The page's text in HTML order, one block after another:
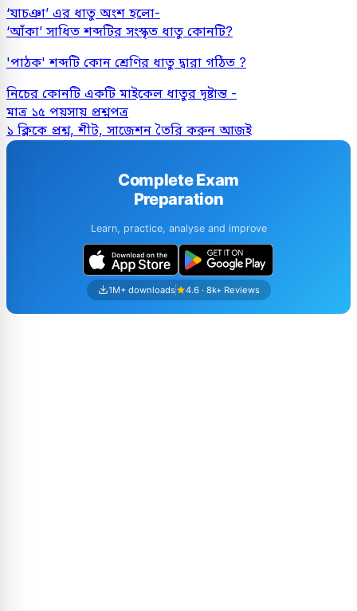
‘যাচঞা’ এর ধাতু অংশ হলো-
‘আঁকা’ সাধিত শব্দটির সংস্কৃত ধাতু কোনটি?
'পাঠক' শব্দটি কোন শ্রেণির ধাতু দ্বারা গঠিত ?
নিচের কোনটি একটি মাইকেল ধাতুর দৃষ্টান্ত -
মাত্র ১৫ পয়সায় প্রশ্নপত্র
১ ক্লিকে প্রশ্ন, শীট, সাজেশন তৈরি করুন আজই
Complete Exam
Preparation
Learn, practice, analyse and improve
1M+ downloads 4.6 · 8k+ Reviews